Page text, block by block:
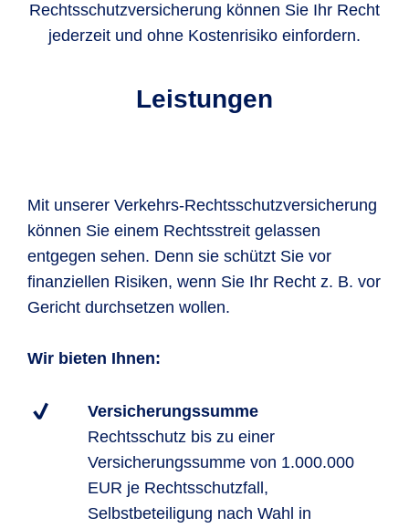
Rechtsschutzversicherung können Sie Ihr Recht
jederzeit und ohne Kostenrisiko einfordern.
Leistungen
Mit unserer Verkehrs-Rechtsschutzversicherung
können Sie einem Rechtsstreit gelassen
entgegen sehen. Denn sie schützt Sie vor
finanziellen Risiken, wenn Sie Ihr Recht z. B. vor
Gericht durchsetzen wollen.
Wir bieten Ihnen:
Versicherungssumme
Rechtsschutz bis zu einer
Versicherungssumme von 1.000.000
EUR je Rechtsschutzfall,
Selbstbeteiligung nach Wahl in